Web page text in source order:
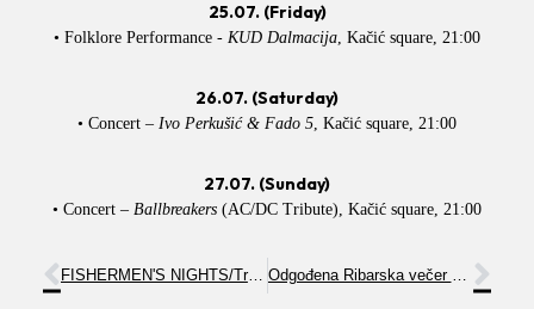
25.07. (Friday)
• Folklore Performance - KUD Dalmacija, Kačić square, 21:00
26.07. (Saturday)
• Concert – Ivo Perkušić & Fado 5, Kačić square, 21:00
27.07. (Sunday)
• Concert – Ballbreakers (AC/DC Tribute), Kačić square, 21:00
FISHERMEN'S NIGHTS/Traffic regulation Odgođena Ribarska večer za 30.07